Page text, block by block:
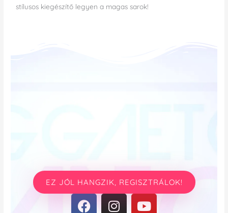
stílusos kiegészítő legyen a magas sarok!
F
I
Y
EZ JÓL HANGZIK, REGISZTRÁLOK!